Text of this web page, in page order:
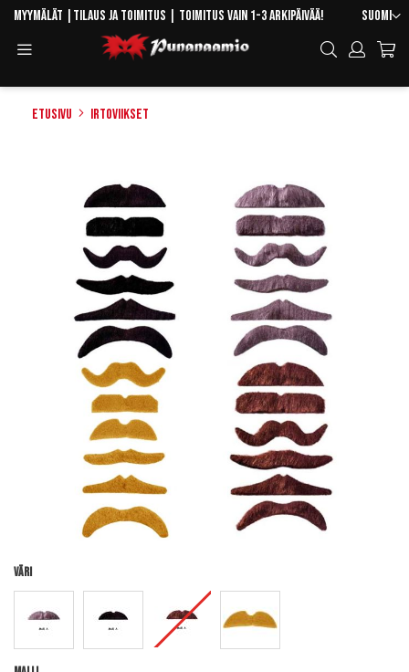
Skip
Content
Kieli
Suomi
Myymälät Tilaus ja toimitus | Toimitus vain 1-3 arkipäivää!
Hae
Etusivu Irtoviikset
Väri